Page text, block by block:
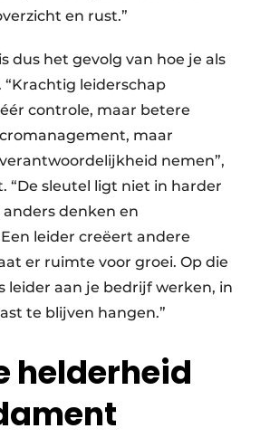
en rust.”
dus het gevolg van hoe je als
leiderschap
controle, maar betere
maar
nemen”,
“De sleutel ligt niet in harder
denken en
leider creëert andere
er ruimte voor groei. Op die
leider aan je bedrijf werken, in
te blijven hangen.”
helderheid